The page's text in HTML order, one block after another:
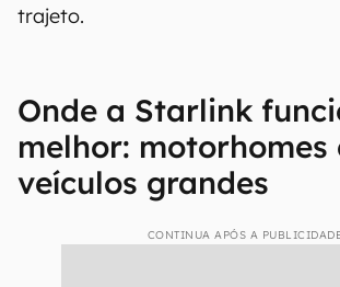
trajeto.
Onde a Starlink
melhor: motorhomes
veículos grandes
CONTINUA APÓS A